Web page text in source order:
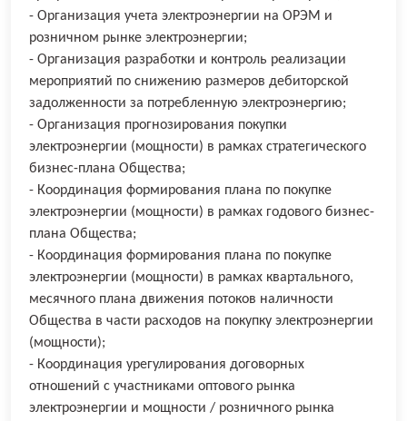
- Организация учета электроэнергии на ОРЭМ и
розничном рынке электроэнергии;
- Организация разработки и контроль реализации
мероприятий по снижению размеров дебиторской
задолженности за потребленную электроэнергию;
- Организация прогнозирования покупки
электроэнергии (мощности) в рамках стратегического
бизнес-плана Общества;
- Координация формирования плана по покупке
электроэнергии (мощности) в рамках годового бизнес-
плана Общества;
- Координация формирования плана по покупке
электроэнергии (мощности) в рамках квартального,
месячного плана движения потоков наличности
Общества в части расходов на покупку электроэнергии
(мощности);
- Координация урегулирования договорных
отношений с участниками оптового рынка
электроэнергии и мощности / розничного рынка